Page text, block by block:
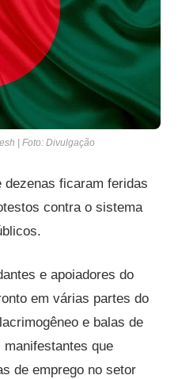
| Foto: Divulgação
ficaram feridas
contra o sistema
e apoiadores do
em várias partes do
e balas de
que
de emprego no setor